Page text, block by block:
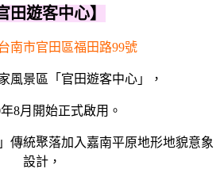
田遊客中心】
南市官田區福田路99號
風景區「官田遊客中心」，
8月開始正式啟用。
傳統聚落加入嘉南平原地形地貌意象
設計，